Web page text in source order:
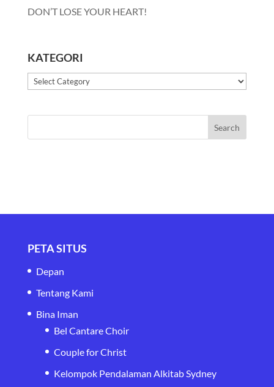
DON’T LOSE YOUR HEART!
KATEGORI
Kategori
PETA SITUS
Depan
Tentang Kami
Bina Iman
Bel Cantare Choir
Couple for Christ
Kelompok Pendalaman Alkitab Sydney